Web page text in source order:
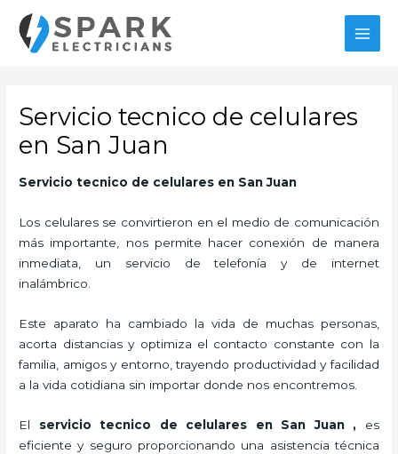
contenido
Servicio tecnico de celulares
en San Juan
Servicio tecnico de celulares en San Juan
Los celulares se convirtieron en el medio de comunicación
más importante, nos permite hacer conexión de manera
inmediata, un servicio de telefonía y de internet
inalámbrico.
Este aparato ha cambiado la vida de muchas personas,
acorta distancias y optimiza el contacto constante con la
familia, amigos y entorno, trayendo productividad y facilidad
a la vida cotidiana sin importar donde nos encontremos.
El servicio tecnico de celulares en San Juan , es
eficiente y seguro proporcionando una asistencia técnica